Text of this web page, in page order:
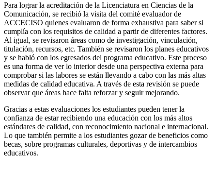
Para lograr la acreditación de la Licenciatura en Ciencias de la
Comunicación, se recibió la visita del comité evaluador de
ACCECISO quienes evaluaron de forma exhaustiva para saber si
cumplía con los requisitos de calidad a partir de diferentes factores.
Al igual, se revisaron áreas como de investigación, vinculación,
titulación, recursos, etc. También se revisaron los planes educativos
y se habló con los egresados del programa educativo. Este proceso
es una forma de ver lo interior desde una perspectiva externa para
comprobar si las labores se están llevando a cabo con las más altas
medidas de calidad educativa. A través de esta revisión se puede
observar que áreas hace falta reforzar y seguir mejorando.
Gracias a estas evaluaciones los estudiantes pueden tener la
confianza de estar recibiendo una educación con los más altos
estándares de calidad, con reconocimiento nacional e internacional.
Lo que también permite a los estudiantes gozar de beneficios como
becas, sobre programas culturales, deportivas y de intercambios
educativos.